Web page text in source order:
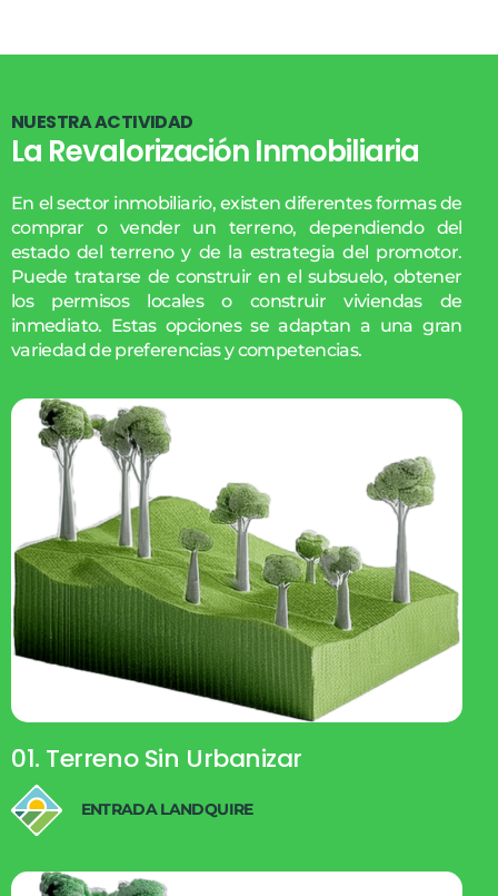
NUESTRAACTIVIDAD
La Revalorización Inmobiliaria
En el sector inmobiliario, existen diferentes formas de
comprar o vender un terreno, dependiendo del
estado del terreno y de la estrategia del promotor.
Puede tratarse de construir en el subsuelo, obtener
los permisos locales o construir viviendas de
inmediato. Estas opciones se adaptan a una gran
variedad de preferencias y competencias.
01. Terreno Sin Urbanizar
ENTRADA LANDQUIRE